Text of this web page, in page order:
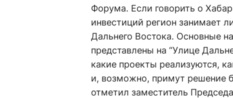
Форума. Если говорить о
инвестиций регион занимает
Дальнего Востока. Основные
представлены на “Улице
какие проекты реализуются,
и, возможно, примут решение
отметил заместитель